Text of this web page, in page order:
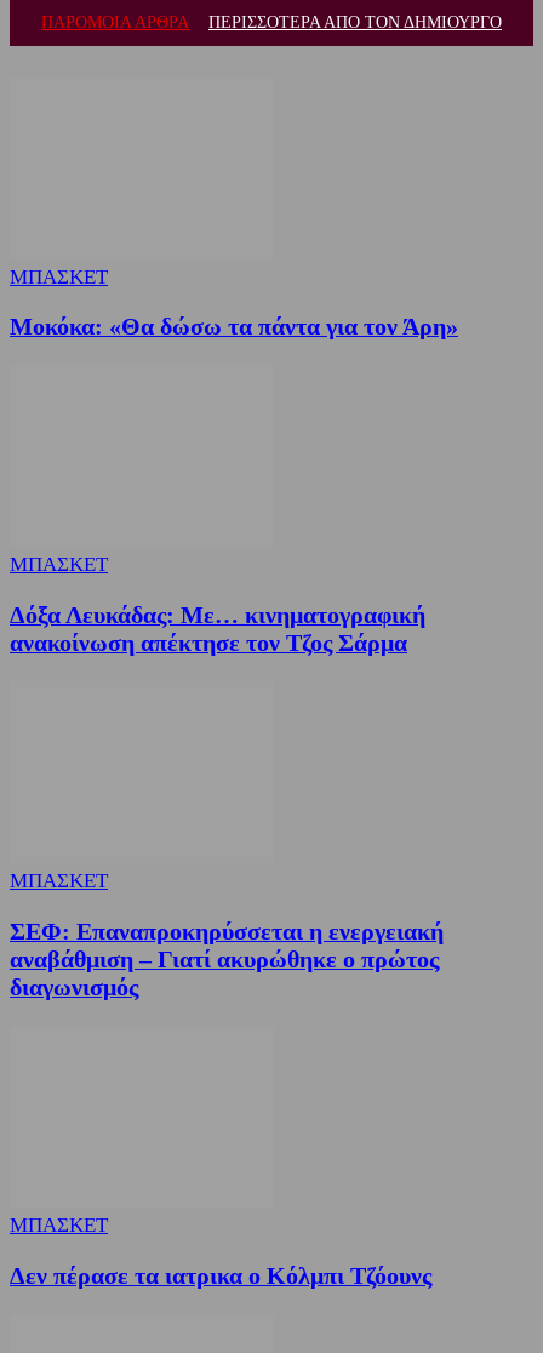
ΠΑΡΟΜΟΙΑ ΑΡΘΡΑ ΠΕΡΙΣΣΟΤΕΡΑ ΑΠΟ ΤΟΝ ΔΗΜΙΟΥΡΓΟ
ΜΠΑΣΚΕΤ
Μοκόκα: «Θα δώσω τα πάντα για τον Άρη»
ΜΠΑΣΚΕΤ
Δόξα Λευκάδας: Με… κινηματογραφική
ανακοίνωση απέκτησε τον Τζος Σάρμα
ΜΠΑΣΚΕΤ
ΣΕΦ: Επαναπροκηρύσσεται η ενεργειακή
αναβάθμιση – Γιατί ακυρώθηκε ο πρώτος
διαγωνισμός
ΜΠΑΣΚΕΤ
Δεν πέρασε τα ιατρικα ο Κόλμπι Τζόουνς